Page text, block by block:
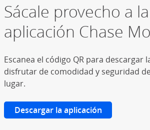
Sácale provecho a la
aplicación Chase
Escanea el código QR para descargar
disfrutar de comodidad y seguridad
lugar.
Descargar la aplicación